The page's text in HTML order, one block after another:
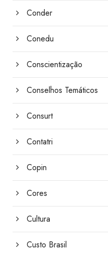
Conder
Conedu
Conscientização
Conselhos Temáticos
Consurt
Contatri
Copin
Cores
Cultura
Custo Brasil